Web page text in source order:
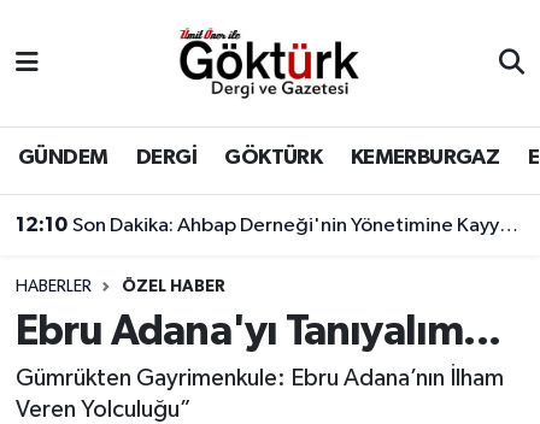
GÜNDEM DERGİ GÖKTÜRK KEMERBURGAZ
12:10 Son Dakika: Ahbap Derneği'nin Yönetimine Kayyum Atandı
HABERLER ÖZEL HABER
Ebru Adana'yı Tanıyalım...
Gümrükten Gayrimenkule: Ebru Adana’nın İlham
Veren Yolculuğu”
BİLİM
DERGİ
DÜNYA
EĞİTİM
EKONOMİ
Eyüpsultan Hava Durumu
Eyüpsultan Trafik Yoğunluk Haritası
Süper Lig Puan Durumu ve Fikstür
Tüm Manşetler
Son Dakika Haberleri
Haber Arşivi